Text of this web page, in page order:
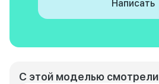
С этой моделью смотрели
Написать